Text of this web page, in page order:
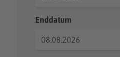
Enddatum